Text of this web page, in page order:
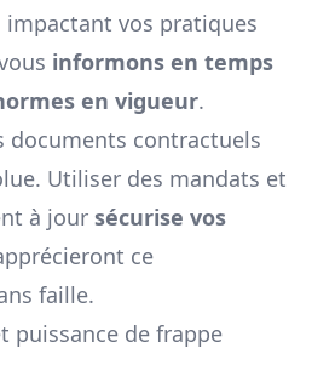
impactant vos pratiques
informons en temps
en vigueur.
documents contractuels
Utiliser des mandats et
à jour sécurise vos
ce
faille.
puissance de frappe